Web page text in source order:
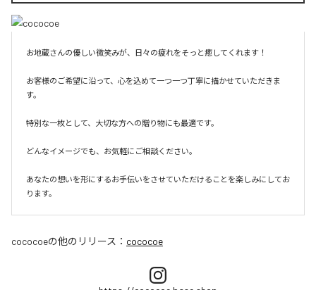
お地蔵さんの優しい微笑みが、日々の疲れをそっと癒してくれます！
お客様のご希望に沿って、心を込めて一つ一つ丁寧に描かせていただきま
す。
特別な一枚として、大切な方への贈り物にも最適です。
どんなイメージでも、お気軽にご相談ください。
あなたの想いを形にするお手伝いをさせていただけることを楽しみにしてお
ります。
cococoeの他のリリース： cococoe